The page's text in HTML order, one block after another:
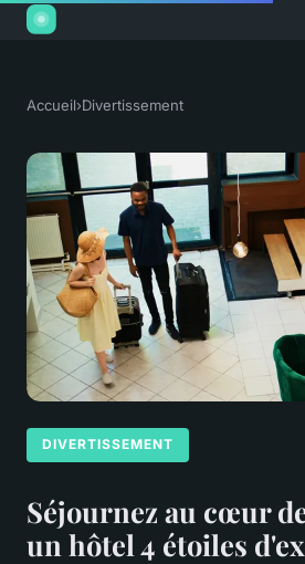
Accueil›Divertissement
DIVERTISSEMENT
Séjournez au cœur
un hôtel 4 étoiles